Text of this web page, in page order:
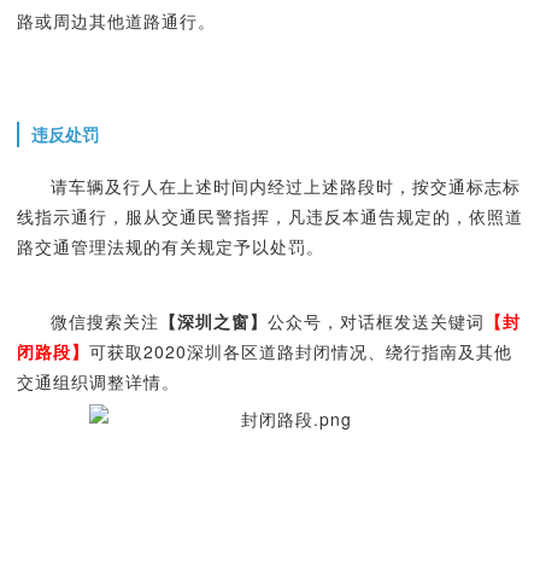
路或周边其他道路通行。
违反处罚
请车辆及行人在上述时间内经过上述路段时，按交通标志标
线指示通行，服从交通民警指挥，凡违反本通告规定的，依照道
路交通管理法规的有关规定予以处罚。
微信搜索关注 【深圳之窗】 公众号，对话框发送关键词 【封
闭路段】 可获取2020深圳各区道路封闭情况、绕行指南及其他
交通组织调整详情。